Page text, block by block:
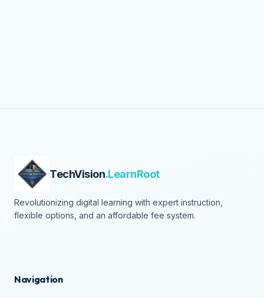
TechVision.LearnRoot
Revolutionizing digital learning with expert instruction,
flexible options, and an affordable fee system.
Navigation